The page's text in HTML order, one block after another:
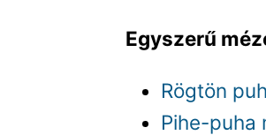
Egyszerű
Rögtön
Pihe-puha